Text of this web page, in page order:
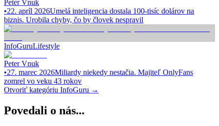
Peter Vnuk
•22. apríl 2026Umelá inteligencia dostala 100-tisíc dolárov na
biznis. Urobila chyby, čo by človek nespravil
InfoGuruLifestyle
Peter Vnuk
•27. marec 2026Miliardy niekedy nestačia. Majiteľ OnlyFans
zomrel vo veku 43 rokov
Otvoriť kategóriu InfoGuru →
Povedali o nás...